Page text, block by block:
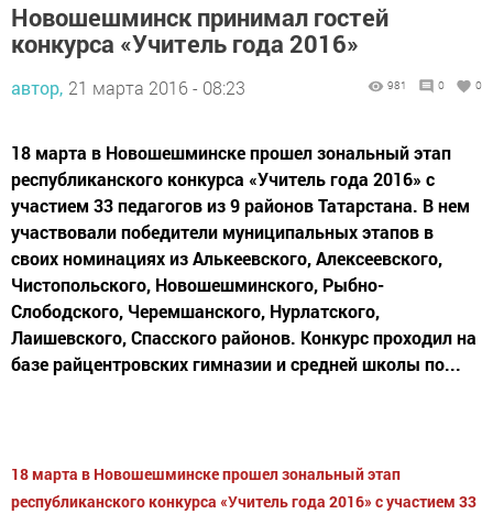
Новошешминск принимал гостей
конкурса «Учитель года 2016»
автор, 21 марта 2016 - 08:23 981 0 0
18 марта в Новошешминске прошел зональный этап
республиканского конкурса «Учитель года 2016» с
участием 33 педагогов из 9 районов Татарстана. В нем
участвовали победители муниципальных этапов в
своих номинациях из Алькеевского, Алексеевского,
Чистопольского, Новошешминского, Рыбно-
Слободского, Черемшанского, Нурлатского,
Лаишевского, Спасского районов. Конкурс проходил на
базе райцентровских гимназии и средней школы по...
18 марта в Новошешминске прошел зональный этап
республиканского конкурса «Учитель года 2016» с участием 33